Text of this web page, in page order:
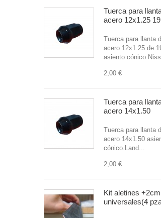
Tuerca para
acero 12x1.25
Tuerca para llanta
acero 12x1.25 de
asiento
2,00 €
Tuerca para
acero 14x1.50
Tuerca para llanta
acero 14x1.50
cónico.Land...
2,00 €
Kit aletines +2cm
universales(4